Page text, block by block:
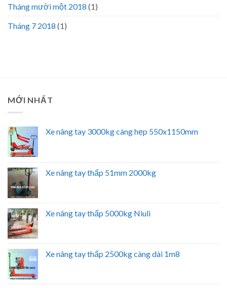
Tháng mười một 2018 (1)
Tháng 7 2018 (1)
MỚI NHẤT
Xe nâng tay 3000kg càng hẹp 550x1150mm
Xe nâng tay thấp 51mm 2000kg
Xe nâng tay thấp 5000kg Niuli
Xe nâng tay thấp 2500kg càng dài 1m8